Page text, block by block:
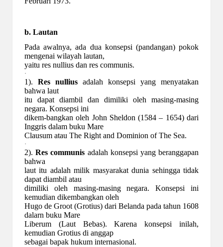
b. Lautan
Pada awalnya, ada dua konsepsi (pandangan) pokok
mengenai wilayah lautan,
yaitu res nullius dan res communis.
·
1). Res nullius adalah konsepsi yang menyatakan
bahwa laut
itu dapat diambil dan dimiliki oleh masing-masing
negara. Konsepsi ini
dikem-bangkan oleh John Sheldon (1584 – 1654) dari
Inggris dalam buku Mare
Clausum atau The Right and Dominion of The Sea.
·
2).Res communis adalah konsepsi yang beranggapan
bahwa
laut itu adalah milik masyarakat dunia sehingga tidak
dapat diambil atau
dimiliki oleh masing-masing negara. Konsepsi ini
kemudian dikembangkan oleh
Hugo de Groot (Grotius) dari Belanda pada tahun 1608
dalarn buku Mare
Liberum (Laut Bebas). Karena konsepsi inilah,
kemudian Grotius di anggap
sebagai bapak hukum internasional.